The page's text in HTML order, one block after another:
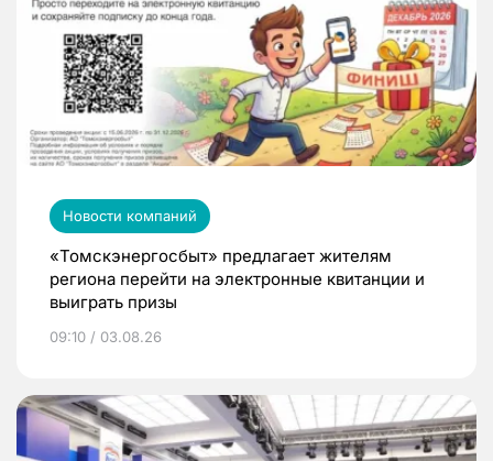
Новости компаний
«Томскэнергосбыт» предлагает жителям
региона перейти на электронные квитанции и
выиграть призы
09:10 / 03.08.26